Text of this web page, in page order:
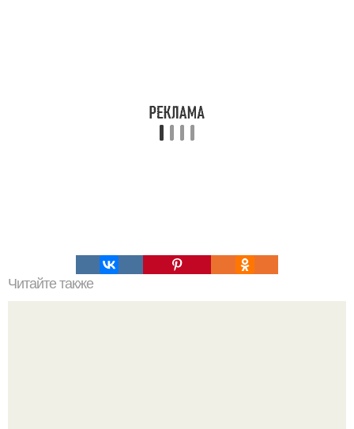
Читайте также